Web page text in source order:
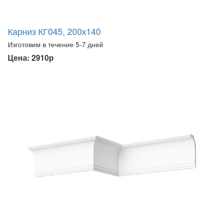
Карниз КГ045, 200х140
Изготовим в течение 5-7 дней
Цена: 2910р